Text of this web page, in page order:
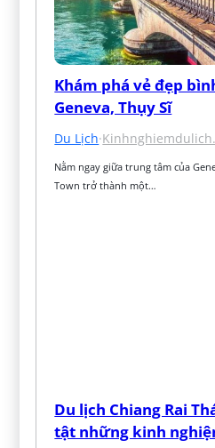
Khám phá vẻ đẹp
Geneva, Thụy Sĩ
Du Lịch·
Nằm ngay giữa trung tâm của
Town trở thành một…
Du lịch Chiang Rai
tật những kinh